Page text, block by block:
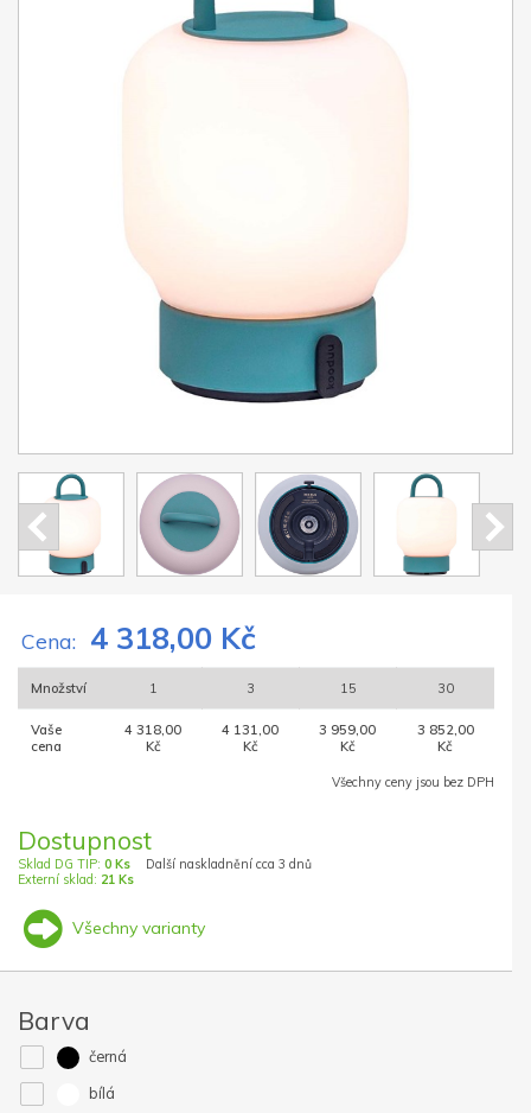
Cena: 4 318,00 Kč
Množství 1 3 15 30
Vaše
cena
4 318,00
Kč
4 131,00
Kč
3 959,00
Kč
3 852,00
Kč
Všechny ceny jsou bez DPH
Dostupnost
Sklad DG TIP: 0 Ks
Externí sklad: 21 Ks
Další naskladnění cca 3 dnů
Všechny varianty
Barva
černá
bílá